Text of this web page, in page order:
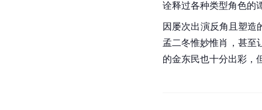
诠释过各种类型角色的
因屡次出演反角且塑造
孟二冬惟妙惟肖，甚至
的金东民也十分出彩，